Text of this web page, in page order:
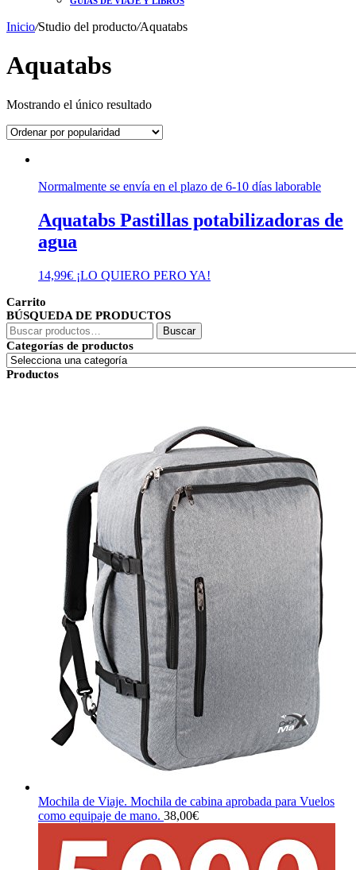
Inicio/Studio del producto/Aquatabs
Aquatabs
Mostrando el único resultado
Normalmente se envía en el plazo de 6-10 días laborable
Aquatabs Pastillas potabilizadoras de
agua
14,99€ ¡LO QUIERO PERO YA!
Carrito
BÚSQUEDA DE PRODUCTOS
Buscar
por:
Buscar
Categorías de productos
Productos
Mochila de Viaje. Mochila de cabina aprobada para Vuelos
como equipaje de mano. 38,00€